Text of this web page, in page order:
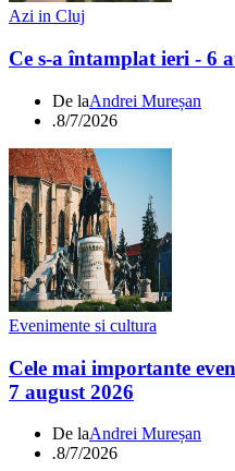
Azi in Cluj
Ce s-a întamplat ieri - 6
De laAndrei Mureșan
.8/7/2026
Evenimente si cultura
Cele mai importante
7 august 2026
De laAndrei Mureșan
.8/7/2026